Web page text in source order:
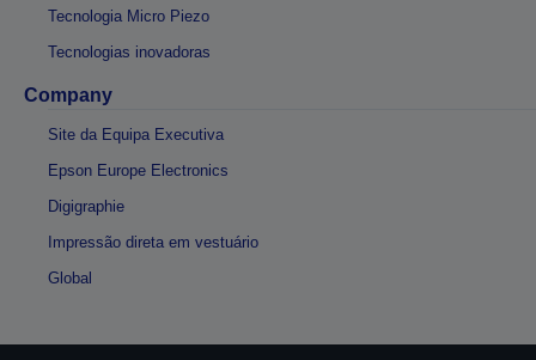
Tecnologia Micro Piezo
Tecnologias inovadoras
Company
Site da Equipa Executiva
Epson Europe Electronics
Digigraphie
Impressão direta em vestuário
Global